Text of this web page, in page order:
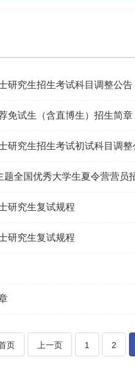
究生招生考试科目调整公告
免试生（含直博生）招生简章
研究生招生考试初试科目调整
题全国优秀大学生夏令营营员
研究生复试规程
研究生复试规程
页 上一页 1 2